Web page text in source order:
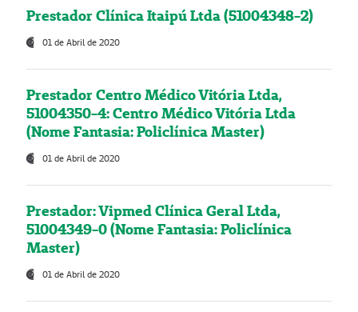
Prestador Clínica Itaipú Ltda (51004348-2)
01 de Abril de 2020
Prestador Centro Médico Vitória Ltda,
51004350-4: Centro Médico Vitória Ltda
(Nome Fantasia: Policlínica Master)
01 de Abril de 2020
Prestador: Vipmed Clínica Geral Ltda,
51004349-0 (Nome Fantasia: Policlínica
Master)
01 de Abril de 2020